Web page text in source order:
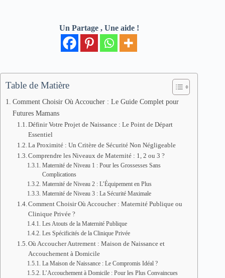
Un Partage , Une aide !
Table de Matière
Comment Choisir Où Accoucher : Le Guide Complet pour
Futures Mamans
Définir Votre Projet de Naissance : Le Point de Départ
Essentiel
La Proximité : Un Critère de Sécurité Non Négligeable
Comprendre les Niveaux de Maternité : 1, 2 ou 3 ?
Maternité de Niveau 1 : Pour les Grossesses Sans
Complications
Maternité de Niveau 2 : L’Équipement en Plus
Maternité de Niveau 3 : La Sécurité Maximale
Comment Choisir Où Accoucher : Maternité Publique ou
Clinique Privée ?
Les Atouts de la Maternité Publique
Les Spécificités de la Clinique Privée
Où Accoucher Autrement : Maison de Naissance et
Accouchement à Domicile
La Maison de Naissance : Le Compromis Idéal ?
L’Accouchement à Domicile : Pour les Plus Convaincues